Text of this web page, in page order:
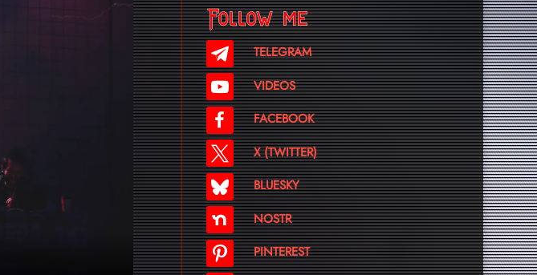
Follow me
TELEGRAM
VIDEOS
FACEBOOK
X (TWITTER)
BLUESKY
NOSTR
PINTEREST